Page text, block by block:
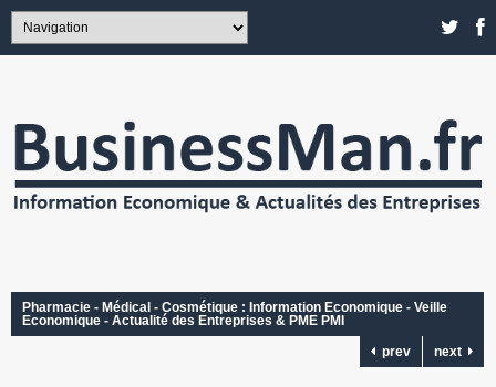
Pharmacie - Médical - Cosmétique : Information Economique - Veille
Economique - Actualité des Entreprises & PME PMI
prev
next